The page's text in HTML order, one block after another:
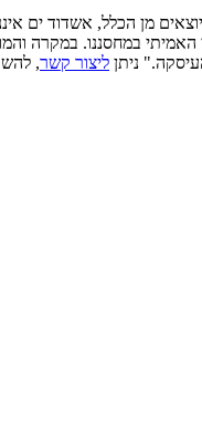
מן הכלל, אשדוד ים
האמיתי במחסננו. במקרה
ניתן ליצור קשר, להשאיר הודעה,